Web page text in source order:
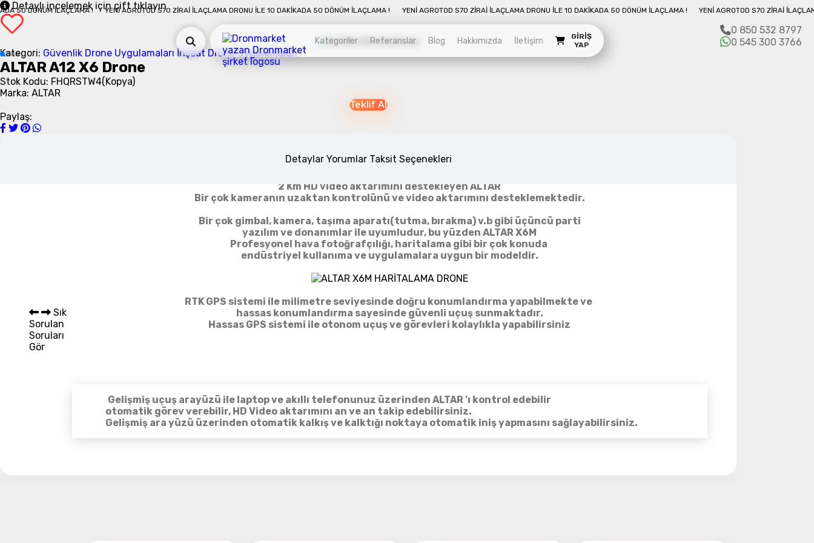
İLAÇLAMA ! YENI AGROTOD S70 ZIRAI İLAÇLAMA DRONU İLE 10 DAKIKADA 50 DÖNÜM İLAÇLAMA ! YENI AGROTOD S70 ZIRAI İLAÇLAMA DRONU İLE 10 DAKIKADA 50 DÖNÜM İLAÇLAMA ! YENI AGROTOD S70 ZIRAI İLAÇLAMA
Kategoriler
Endüstriyel Drone
Alt kategorileri görmek için hemen tıklayın.
Haritalama Dronları
Ürünleri görmek için hemen tıklayın.
Drone Malzemeleri
Alt kategorileri görmek için hemen tıklayın.
Referanslar Blog Hakkımızda İletişim
GIRIŞ
YAP
0 850 532 8797
0 545 300 3766
Detaylı incelemek için çift tıklayın
Kategori: Güvenlik Drone Uygulamaları İnşaat Drone Uygulamaları
ALTAR A12 X6 Drone
Stok Kodu: FHQRSTW4(Kopya)
Marka: ALTAR
Teklif Al
Paylaş:
Detaylar Yorumlar Taksit Seçenekleri
Sık
Sorulan
Soruları
Gör
ALTAR X6M HARİTALAMA DRONE
kurulumu, taşıması kolaylaştırılmış bir kasaya sahiptir.
2 Km HD video aktarımını destekleyen ALTAR
Bir çok kameranın uzaktan kontrolünü ve video aktarımını desteklemektedir.
Bir çok gimbal, kamera, taşıma aparatı(tutma, bırakma) v.b gibi üçüncü parti
yazılım ve donanımlar ile uyumludur, bu yüzden ALTAR X6M
Profesyonel hava fotoğrafçılığı, haritalama gibi bir çok konuda
endüstriyel kullanıma ve uygulamalara uygun bir modeldir.
RTK GPS sistemi ile milimetre seviyesinde doğru konumlandırma yapabilmekte ve
hassas konumlandırma sayesinde güvenli uçuş sunmaktadır.
Hassas GPS sistemi ile otonom uçuş ve görevleri kolaylıkla yapabilirsiniz
Gelişmiş uçuş arayüzü ile laptop ve akıllı telefonunuz üzerinden ALTAR 'ı kontrol edebilir
otomatik görev verebilir, HD Video aktarımını an ve an takip edebilirsiniz.
Gelişmiş ara yüzü üzerinden otomatik kalkış ve kalktığı noktaya otomatik iniş yapmasını sağlayabilirsiniz.